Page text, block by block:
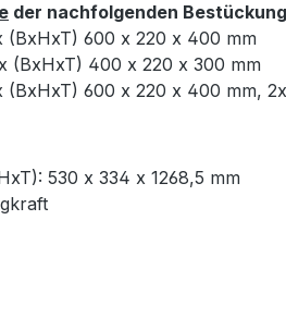
der nachfolgenden
(BxHxT) 600 x 220 x 400 mm
(BxHxT) 400 x 220 x 300 mm
(BxHxT) 600 x 220 x 400 mm,
530 x 334 x 1268,5 mm